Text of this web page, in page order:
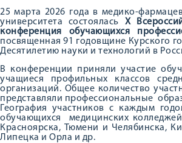
25 марта 2026 года в медико-
университета состоялась X
конференция обучающихся
посвященная 91 годовщине Курского
Десятилетию науки и технологий в
В конференции приняли участие
учащиеся профильных классов
организаций. Общее количество
представляли профессиональные
География участников с каждым
обучающихся медицинских
Красноярска, Тюмени и Челябинска,
Липецка и Орла и др.